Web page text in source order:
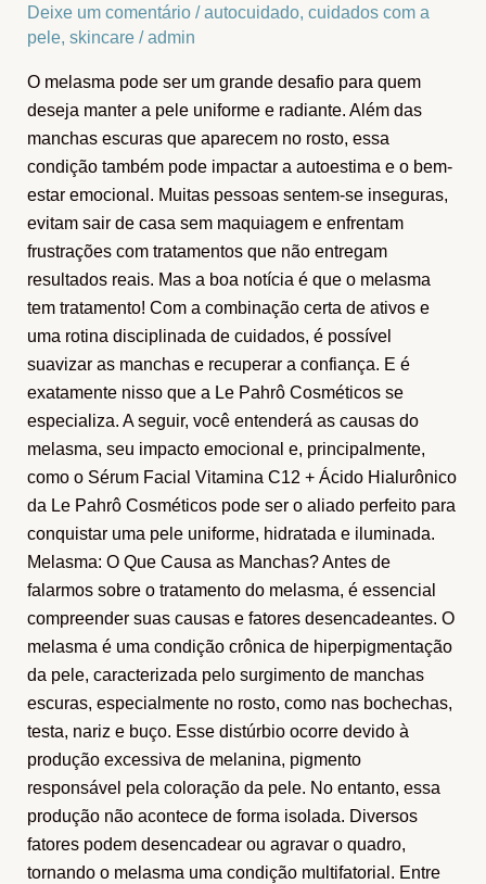
Deixe um comentário /autocuidado,cuidados com a
pele,skincare /admin
O melasma pode ser um grande desafio para quem
deseja manter a pele uniforme e radiante. Além das
manchas escuras que aparecem no rosto, essa
condição também pode impactar a autoestima e o bem-
estar emocional. Muitas pessoas sentem-se inseguras,
evitam sair de casa sem maquiagem e enfrentam
frustrações com tratamentos que não entregam
resultados reais. Mas a boa notícia é que o melasma
tem tratamento! Com a combinação certa de ativos e
uma rotina disciplinada de cuidados, é possível
suavizar as manchas e recuperar a confiança. E é
exatamente nisso que a Le Pahrô Cosméticos se
especializa. A seguir, você entenderá as causas do
melasma, seu impacto emocional e, principalmente,
como o Sérum Facial Vitamina C12 + Ácido Hialurônico
da Le Pahrô Cosméticos pode ser o aliado perfeito para
conquistar uma pele uniforme, hidratada e iluminada.
Melasma: O Que Causa as Manchas? Antes de
falarmos sobre o tratamento do melasma, é essencial
compreender suas causas e fatores desencadeantes. O
melasma é uma condição crônica de hiperpigmentação
da pele, caracterizada pelo surgimento de manchas
escuras, especialmente no rosto, como nas bochechas,
testa, nariz e buço. Esse distúrbio ocorre devido à
produção excessiva de melanina, pigmento
responsável pela coloração da pele. No entanto, essa
produção não acontece de forma isolada. Diversos
fatores podem desencadear ou agravar o quadro,
tornando o melasma uma condição multifatorial. Entre